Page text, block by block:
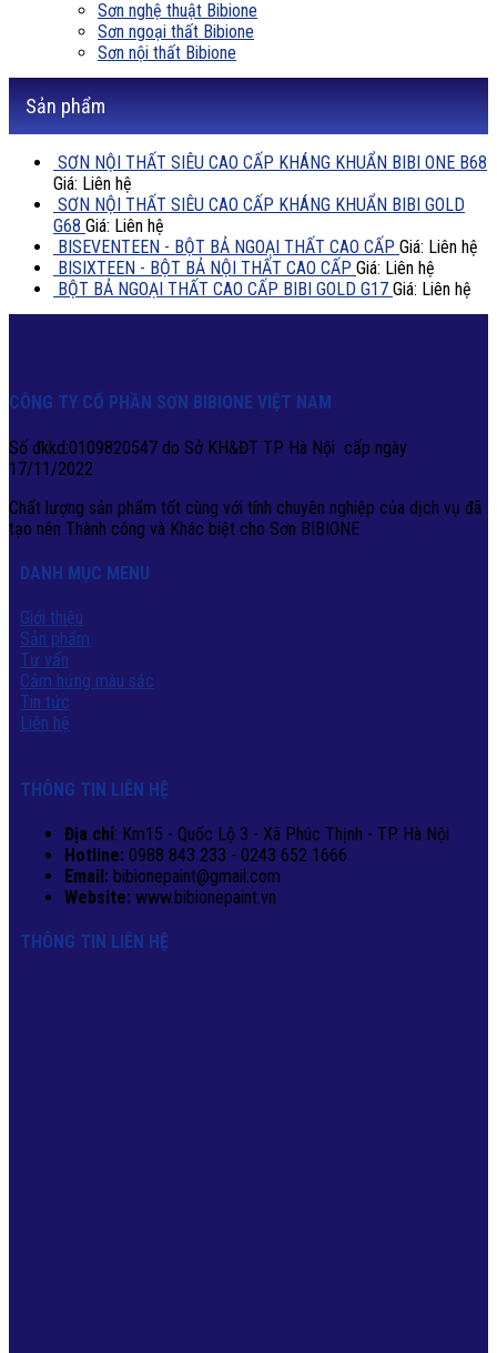
Sơn nghệ thuật Bibione
Sơn ngoại thất Bibione
Sơn nội thất Bibione
Sản phẩm
SƠN NỘI THẤT SIÊU CAO CẤP KHÁNG KHUẨN BIBI ONE B68
Giá: Liên hệ
SƠN NỘI THẤT SIÊU CAO CẤP KHÁNG KHUẨN BIBI GOLD
G68 Giá: Liên hệ
BISEVENTEEN - BỘT BẢ NGOẠI THẤT CAO CẤP Giá: Liên hệ
BISIXTEEN - BỘT BẢ NỘI THẤT CAO CẤP Giá: Liên hệ
BỘT BẢ NGOẠI THẤT CAO CẤP BIBI GOLD G17 Giá: Liên hệ
CÔNG TY CỔ PHẦN SƠN BIBIONE VIỆT NAM
Số đkkd:0109820547 do Sở KH&ĐT TP Hà Nội cấp ngày
17/11/2022
Chất lượng sản phẩm tốt cùng với tính chuyên nghiệp của dịch vụ đã
tạo nên Thành công và Khác biệt cho Sơn BIBIONE
DANH MỤC MENU
Giới thiệu
Sản phẩm
Tư vấn
Cảm hứng màu sắc
Tin tức
Liên hệ
THÔNG TIN LIÊN HỆ
Địa chỉ: Km15 - Quốc Lộ 3 - Xã Phúc Thịnh - TP. Hà Nội
Hotline: 0988 843 233 - 0243 652 1666
Email: bibionepaint@gmail.com
Website: www.bibionepaint.vn
THÔNG TIN LIÊN HỆ